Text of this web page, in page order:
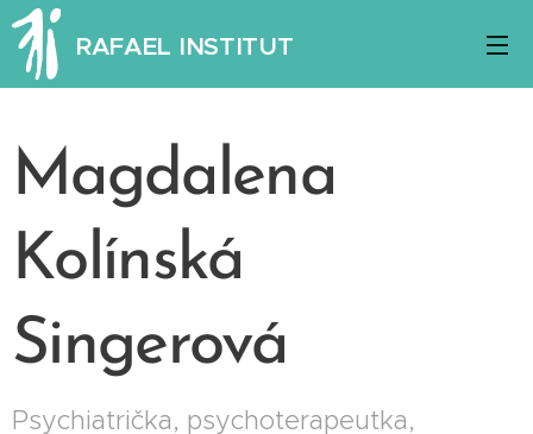
RAFAEL INSTITUT
Magdalena
Kolínská
Singerová
Psychiatrička, psychoterapeutka,